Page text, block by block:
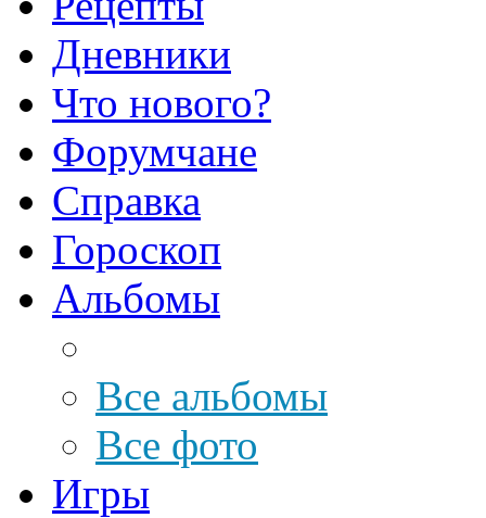
Дневники
Что нового?
Форумчане
Справка
Гороскоп
Альбомы
Все альбомы
Все фото
Игры